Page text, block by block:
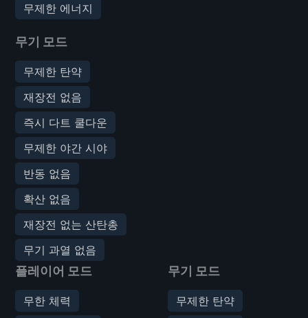
무제한 에너지
무기 모드
무제한 탄약
재장전 없음
즉시 다트 쿨다운
무제한 야간 시야
반동 없음
확산 없음
재장전 없는 산탄총
무기 과열 없음
플레이어 모드
무한 체력
무기 모드
무제한 탄약